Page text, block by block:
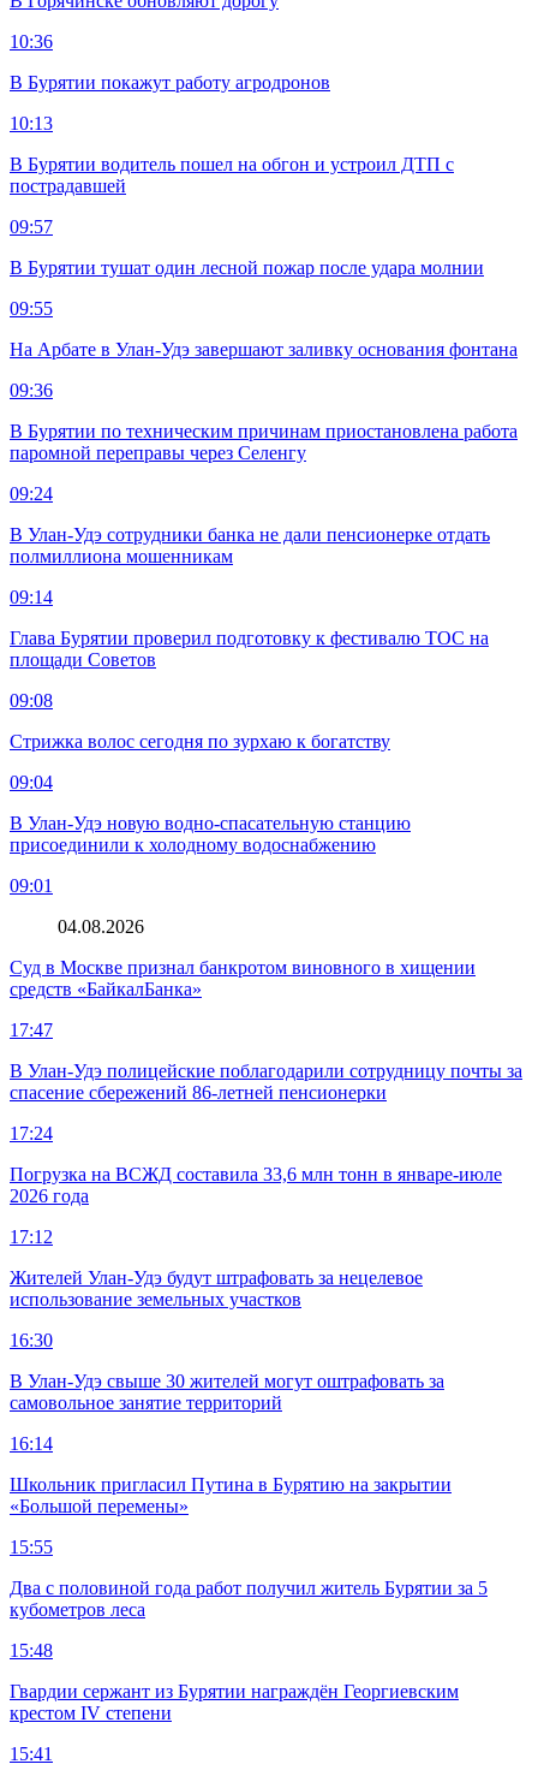
10:36
В Бурятии покажут работу агродронов
10:13
В Бурятии водитель пошел на обгон и устроил ДТП с
пострадавшей
09:57
В Бурятии тушат один лесной пожар после удара молнии
09:55
На Арбате в Улан-Удэ завершают заливку основания фонтана
09:36
В Бурятии по техническим причинам приостановлена работа
паромной переправы через Селенгу
09:24
В Улан-Удэ сотрудники банка не дали пенсионерке отдать
полмиллиона мошенникам
09:14
Глава Бурятии проверил подготовку к фестивалю ТОС на
площади Советов
09:08
Стрижка волос сегодня по зурхаю к богатству
09:04
В Улан-Удэ новую водно‑спасательную станцию
присоединили к холодному водоснабжению
09:01
04.08.2026
Суд в Москве признал банкротом виновного в хищении
средств «БайкалБанка»
17:47
В Улан-Удэ полицейские поблагодарили сотрудницу почты за
спасение сбережений 86-летней пенсионерки
17:24
Погрузка на ВСЖД составила 33,6 млн тонн в январе-июле
2026 года
17:12
Жителей Улан-Удэ будут штрафовать за нецелевое
использование земельных участков
16:30
В Улан-Удэ свыше 30 жителей могут оштрафовать за
самовольное занятие территорий
16:14
Школьник пригласил Путина в Бурятию на закрытии
«Большой перемены»
15:55
Два с половиной года работ получил житель Бурятии за 5
кубометров леса
15:48
Гвардии сержант из Бурятии награждён Георгиевским
крестом IV степени
15:41